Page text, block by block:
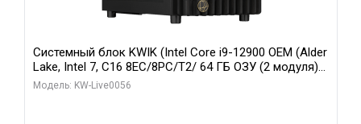
Системный блок KWIK (Intel Core i9-12900 OEM (Alder
Lake, Intel 7, C16 8EC/8PC/T2/ 64 ГБ ОЗУ (2 модуля)/
Palit RTX5080 INFINITY 3 OC 16GB GDDR7 256bit 3xDP
Модель: KW-Live0056